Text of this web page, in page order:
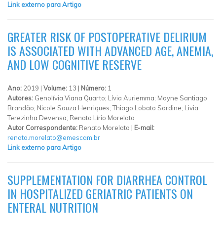
Link externo para Artigo
GREATER RISK OF POSTOPERATIVE DELIRIUM
IS ASSOCIATED WITH ADVANCED AGE, ANEMIA,
AND LOW COGNITIVE RESERVE
Ano: 2019 | Volume: 13 | Número: 1
Autores: Genolívia Viana Quarto; Lívia Auriemma; Mayne Santiago
Brandão; Nicole Souza Henriques; Thiago Lobato Sordine; Livia
Terezinha Devensa; Renato Lírio Morelato
Autor Correspondente: Renato Morelato | E-mail:
renato.morelato@emescam.br
Link externo para Artigo
SUPPLEMENTATION FOR DIARRHEA CONTROL
IN HOSPITALIZED GERIATRIC PATIENTS ON
ENTERAL NUTRITION